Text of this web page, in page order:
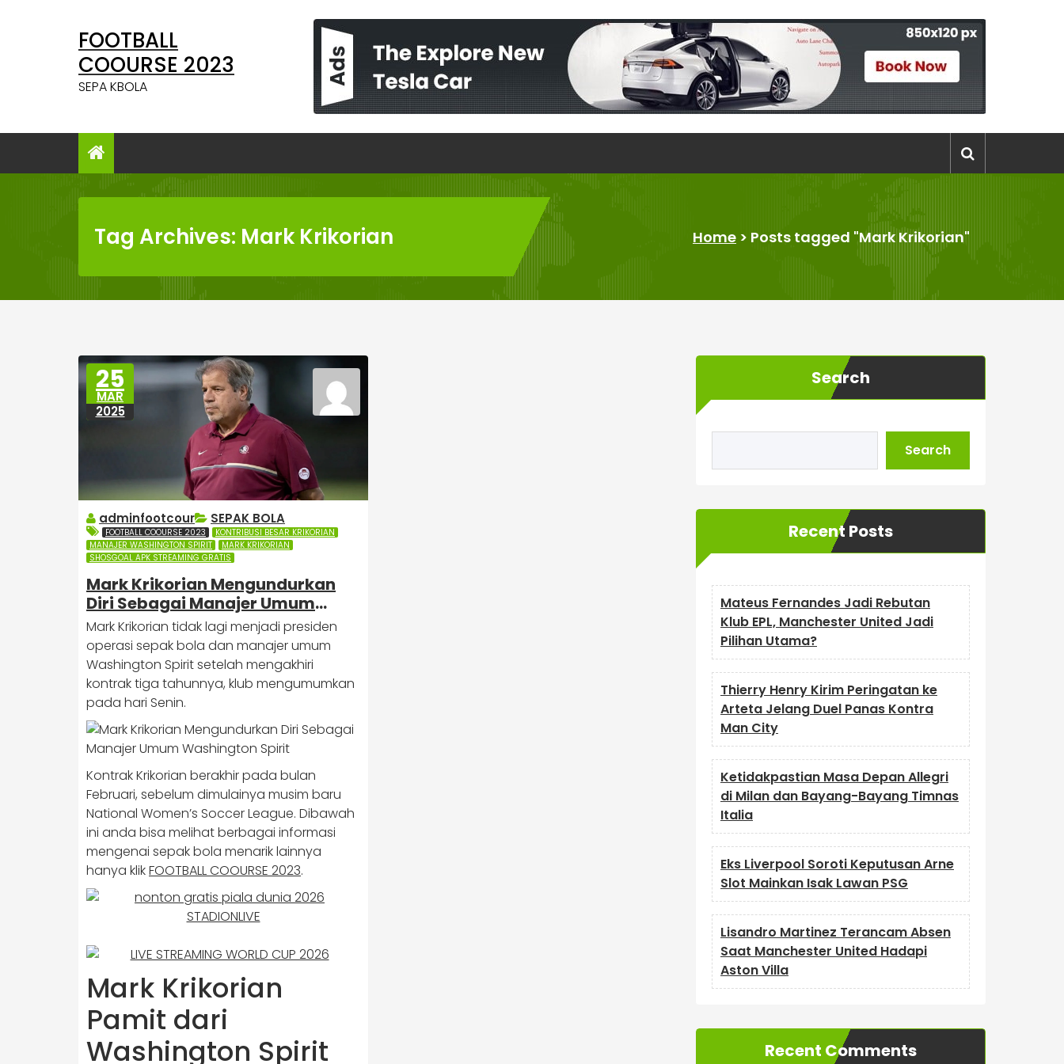
FOOTBALL
COOURSE 2023
SEPA KBOLA
Tag Archives: Mark Krikorian Home > Posts tagged "Mark Krikorian"
25
MAR
2025
adminfootcour SEPAK BOLA
FOOTBALL COOURSE 2023
KONTRIBUSI BESAR KRIKORIAN
MANAJER WASHINGTON SPIRIT
MARK KRIKORIAN
SHOSGOAL APK STREAMING GRATIS
Mark Krikorian Mengundurkan
Diri Sebagai Manajer Umum
Washington Spirit
Mark Krikorian tidak lagi menjadi presiden
operasi sepak bola dan manajer umum
Washington Spirit setelah mengakhiri
kontrak tiga tahunnya, klub mengumumkan
pada hari Senin.
Kontrak Krikorian berakhir pada bulan
Februari, sebelum dimulainya musim baru
National Women’s Soccer League. Dibawah
ini anda bisa melihat berbagai informasi
mengenai sepak bola menarik lainnya
hanya klikFOOTBALL COOURSE 2023.
Mark Krikorian
Pamit dari
Washington Spirit
Search
Search
Recent Posts
Mateus Fernandes Jadi Rebutan
Klub EPL, Manchester United Jadi
Pilihan Utama?
Thierry Henry Kirim Peringatan ke
Arteta Jelang Duel Panas Kontra
Man City
Ketidakpastian Masa Depan Allegri
di Milan dan Bayang-Bayang Timnas
Italia
Eks Liverpool Soroti Keputusan Arne
Slot Mainkan Isak Lawan PSG
Lisandro Martinez Terancam Absen
Saat Manchester United Hadapi
Aston Villa
Recent Comments